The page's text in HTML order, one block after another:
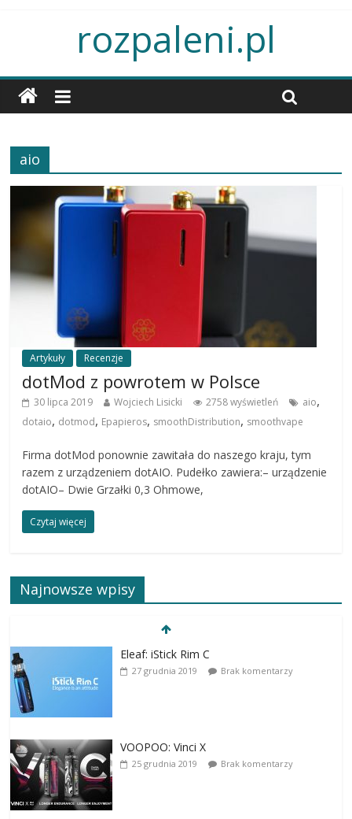
rozpaleni.pl
aio
Artykuły Recenzje
dotMod z powrotem w Polsce
30 lipca 2019 Wojciech Lisicki 2758 wyświetleń aio,
dotaio, dotmod, Epapieros, smoothDistribution, smoothvape
Firma dotMod ponownie zawitała do naszego kraju, tym
razem z urządzeniem dotAIO. Pudełko zawiera:– urządzenie
dotAIO– Dwie Grzałki 0,3 Ohmowe,
Czytaj więcej
Najnowsze wpisy
Eleaf: iStick Rim C
27 grudnia 2019 Brak komentarzy
VOOPOO: Vinci X
25 grudnia 2019 Brak komentarzy